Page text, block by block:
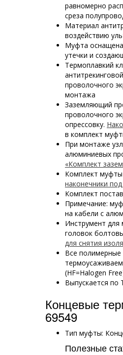
равномерно
среза
Материал
воздействию
Муфта
утечки и
Термоплавкий
проволочного
монтажа
Заземляющий
проволочного
опрессовку.
в комплект
При монтаже
алюминиевых
«Комплект
Комплект муфты
наконечники
Комплект
Примечание:
на кабели с
Инструмент для
головок
для снятия
Все полимерные
(HF=Halogen
Выпускается по
Концевые
69549
Тип муфты:
Полезные